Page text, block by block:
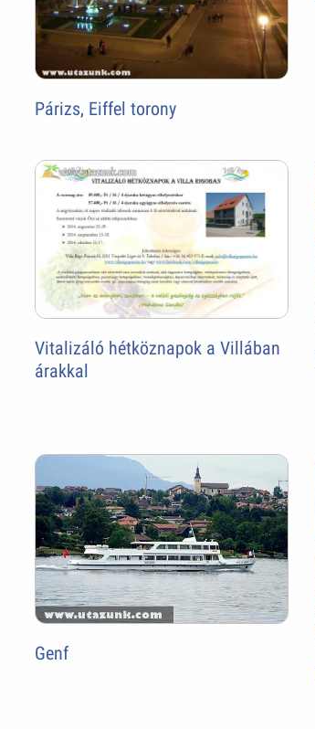
Párizs, Eiffel torony
Vitalizáló hétköznapok a Villában
árakkal
Genf